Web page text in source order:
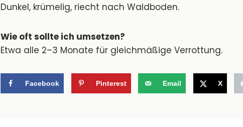
Dunkel, krümelig, riecht nach Waldboden.
Wie oft sollte ich umsetzen?
Etwa alle 2–3 Monate für gleichmäßige Verrottung.
Facebook Pinterest Email X